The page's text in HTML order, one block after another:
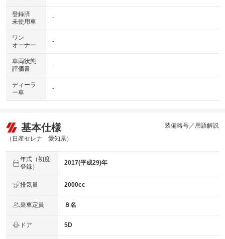
登録済
未使用車
-
ワン
オーナー
-
車両状態
評価書
-
ディーラ
ー車
-
基本仕様
（日産セレナ 愛知県）
装備略号／用語解説
年式（初度
登録）
2017(平成29)年
排気量 2000cc
乗車定員 ８名
ドア 5D